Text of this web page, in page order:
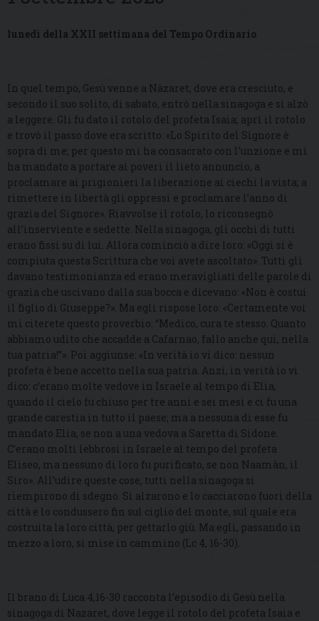
lunedì della XXII settimana del Tempo Ordinario
In quel tempo, Gesù venne a Nàzaret, dove era cresciuto, e
secondo il suo solito, di sabato, entrò nella sinagoga e si alzò
a leggere. Gli fu dato il rotolo del profeta Isaia; aprì il rotolo
e trovò il passo dove era scritto: «Lo Spirito del Signore è
sopra di me; per questo mi ha consacrato con l’unzione e mi
ha mandato a portare ai poveri il lieto annuncio, a
proclamare ai prigionieri la liberazione ai ciechi la vista; a
rimettere in libertà gli oppressi e proclamare l’anno di
grazia del Signore». Riavvolse il rotolo, lo riconsegnò
all’inserviente e sedette. Nella sinagoga, gli occhi di tutti
erano fissi su di lui. Allora cominciò a dire loro: «Oggi si è
compiuta questa Scrittura che voi avete ascoltato». Tutti gli
davano testimonianza ed erano meravigliati delle parole di
grazia che uscivano dalla sua bocca e dicevano: «Non è costui
il figlio di Giuseppe?». Ma egli rispose loro: «Certamente voi
mi citerete questo proverbio: “Medico, cura te stesso. Quanto
abbiamo udito che accadde a Cafarnao, fallo anche qui, nella
tua patria!”». Poi aggiunse: «In verità io vi dico: nessun
profeta è bene accetto nella sua patria. Anzi, in verità io vi
dico: c’erano molte vedove in Israele al tempo di Elia,
quando il cielo fu chiuso per tre anni e sei mesi e ci fu una
grande carestia in tutto il paese; ma a nessuna di esse fu
mandato Elia, se non a una vedova a Saretta di Sidone.
C’erano molti lebbrosi in Israele al tempo del profeta
Eliseo, ma nessuno di loro fu purificato, se non Naamàn, il
Siro». All’udire queste cose, tutti nella sinagoga si
riempirono di sdegno. Si alzarono e lo cacciarono fuori della
città e lo condussero fin sul ciglio del monte, sul quale era
costruita la loro città, per gettarlo giù. Ma egli, passando in
mezzo a loro, si mise in cammino (Lc 4, 16-30).
Il brano di Luca 4,16-30 racconta l’episodio di Gesù nella
sinagoga di Nazaret, dove legge il rotolo del profeta Isaia e